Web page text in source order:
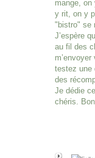
mange,
y rit, on y
"bistro" se
J’espère
au fil des
testez une
des
Je dédie
chéris.